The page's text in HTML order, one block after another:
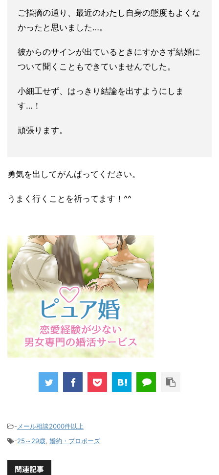
ご指摘の通り、最近のわたし自身の態度もよくな
かったと思いました…。
彼からのサインが出ているときにすかさず結婚に
ついて聞くこともできていませんでした。
小細工せず、はっきり結論を出すようにしま
す…！
頑張ります。
勇気を出してがんばってください。
うまく行くことを祈ってます！^^
- メール相談2000件以上
-25～29歳, 婚約・プロポーズ
関連記事